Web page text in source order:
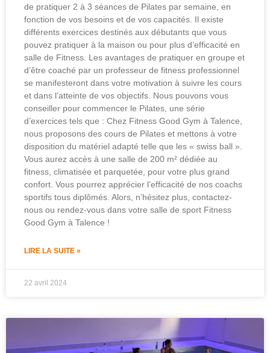
de pratiquer 2 à 3 séances de Pilates par semaine, en
fonction de vos besoins et de vos capacités. Il existe
différents exercices destinés aux débutants que vous
pouvez pratiquer à la maison ou pour plus d’efficacité en
salle de Fitness. Les avantages de pratiquer en groupe et
d’être coaché par un professeur de fitness professionnel
se manifesteront dans votre motivation à suivre les cours
et dans l’atteinte de vos objectifs. Nous pouvons vous
conseiller pour commencer le Pilates, une série
d’exercices tels que : Chez Fitness Good Gym à Talence,
nous proposons des cours de Pilates et mettons à votre
disposition du matériel adapté telle que les « swiss ball ».
Vous aurez accès à une salle de 200 m² dédiée au
fitness, climatisée et parquetée, pour votre plus grand
confort. Vous pourrez apprécier l’efficacité de nos coachs
sportifs tous diplômés. Alors, n’hésitez plus, contactez-
nous ou rendez-vous dans votre salle de sport Fitness
Good Gym à Talence !
LIRE LA SUITE »
22 avril 2024